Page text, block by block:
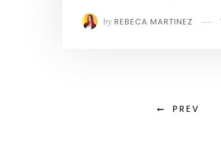
by REBECA MARTINEZ
PREV